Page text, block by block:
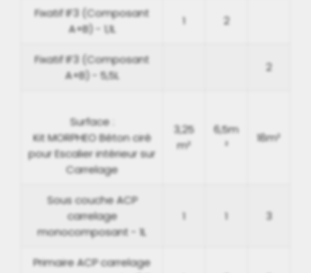
Fixatif IF3 (Composant
A+B) - 1,1L
1 2
Fixatif IF3 (Composant
A+B) - 5,5L
2
Surface :
Kit MORPHEO Béton ciré
pour Escalier intérieur sur
Carrelage
3,25
m²
6,5m
²
18m²
Sous couche ACP
carrelage
monocomposant - 1L
1 1 3
Primaire ACP carrelage